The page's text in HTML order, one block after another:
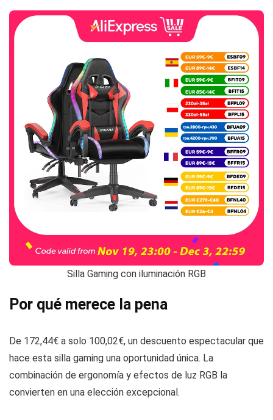
Silla Gaming con iluminación RGB
Por qué merece la pena
De 172,44€ a solo 100,02€, un descuento espectacular que
hace esta silla gaming una oportunidad única. La
combinación de ergonomía y efectos de luz RGB la
convierten en una elección excepcional.